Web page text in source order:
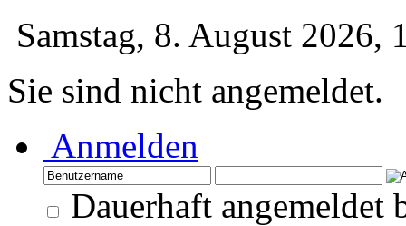
Samstag, 8. August 2026,
Sie sind nicht angemeldet.
Anmelden
Dauerhaft angemeldet